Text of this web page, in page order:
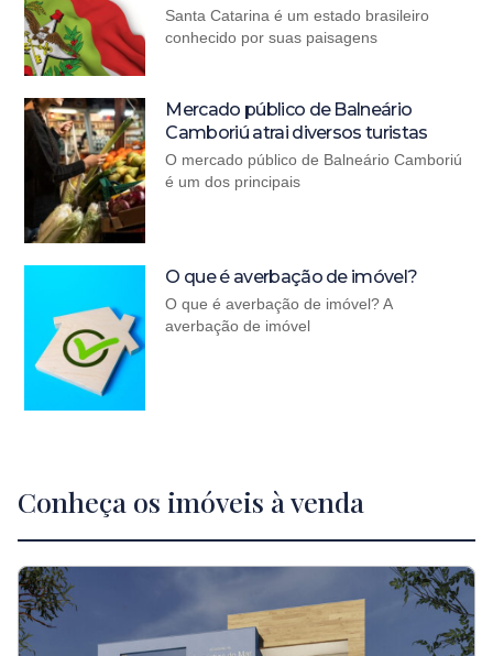
Santa Catarina é um estado brasileiro
conhecido por suas paisagens
Mercado público de Balneário
Camboriú atrai diversos turistas
O mercado público de Balneário Camboriú
é um dos principais
O que é averbação de imóvel?
O que é averbação de imóvel? A
averbação de imóvel
Conheça os imóveis à venda